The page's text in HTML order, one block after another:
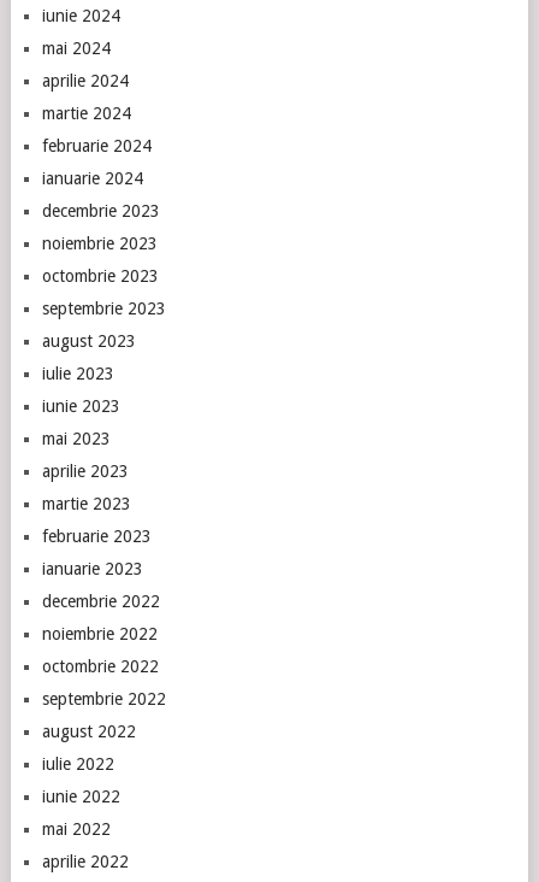
iunie 2024
mai 2024
aprilie 2024
martie 2024
februarie 2024
ianuarie 2024
decembrie 2023
noiembrie 2023
octombrie 2023
septembrie 2023
august 2023
iulie 2023
iunie 2023
mai 2023
aprilie 2023
martie 2023
februarie 2023
ianuarie 2023
decembrie 2022
noiembrie 2022
octombrie 2022
septembrie 2022
august 2022
iulie 2022
iunie 2022
mai 2022
aprilie 2022